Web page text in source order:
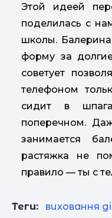
Этой идеей
поделилась с
школы.
форму за
советует
телефоном
сидит в
поперечном.
занимается
растяжка не
правило — ты с
Теги: виховання